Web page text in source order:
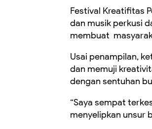
Festival Kreatifitas
dan musik perkusi
membuat
Usai penampilan,
dan memuji
dengan sentuhan
“Saya sempat
menyelipkan unsur